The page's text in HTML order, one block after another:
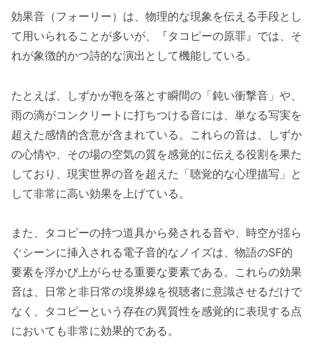
効果音（フォーリー）は、物理的な現象を伝える手段とし
て用いられることが多いが、『タコピーの原罪』では、そ
れが象徴的かつ詩的な演出として機能している。
たとえば、しずかが鞄を落とす瞬間の「鈍い衝撃音」や、
雨の滴がコンクリートに打ちつける音には、単なる写実を
超えた感情的含意が含まれている。これらの音は、しずか
の心情や、その場の空気の質を感覚的に伝える役割を果た
しており、現実世界の音を超えた「聴覚的な心理描写」と
して非常に高い効果を上げている。
また、タコピーの持つ道具から発される音や、時空が揺ら
ぐシーンに挿入される電子音的なノイズは、物語のSF的
要素を浮かび上がらせる重要な要素である。これらの効果
音は、日常と非日常の境界線を視聴者に意識させるだけで
なく、タコピーという存在の異質性を感覚的に表現する点
においても非常に効果的である。